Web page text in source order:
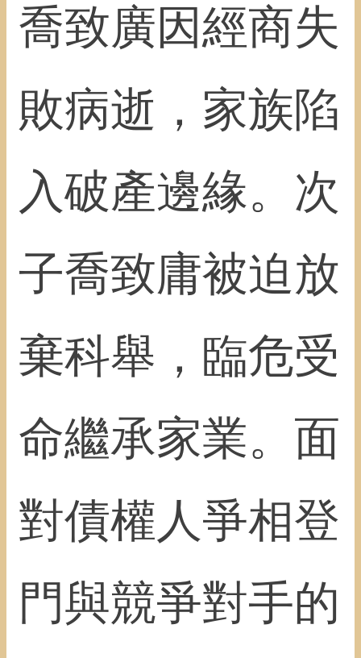
喬致廣因經商失
敗病逝，家族陷
入破產邊緣。次
子喬致庸被迫放
棄科舉，臨危受
命繼承家業。面
對債權人爭相登
門與競爭對手的